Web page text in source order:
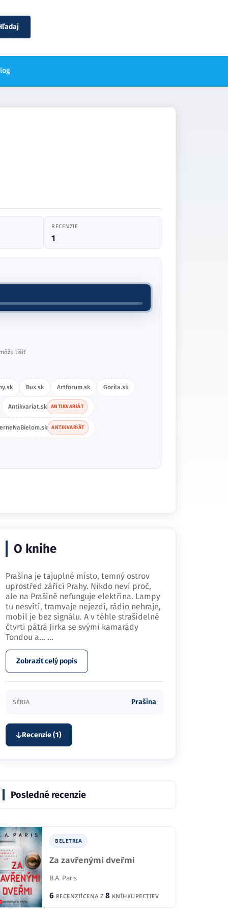
RECENZIE
1
líšiť
Bux.sk Artforum.sk Gorila.sk
Antikvariat.sk ANTIKVARIÁT
ANTIKVARIÁT
O knihe
Prašina je tajuplné místo, temný ostrov
uprostřed zářící Prahy. Nikdo neví proč,
ale na Prašině nefunguje elektřina. Lampy
tu nesvítí, tramvaje nejezdí, rádio nehraje,
mobil je bez signálu. A v téhle strašidelné
čtvrti pátrá Jirka se svými kamarády
Tondou a… ...
Zobraziť celý popis
SÉRIA Prašina
Recenzie (1)
Posledné recenzie
BELETRIA
Za zavřenými dveřmi
B.A. Paris
6 RECENZIÍCENA Z 8 KNÍHKUPECTIEV